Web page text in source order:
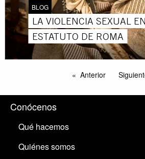
BLOG
LA VIOLENCIA SEXUAL
ESTATUTO DE ROMA
Anterior
Conócenos
Qué hacemos
Quiénes somos